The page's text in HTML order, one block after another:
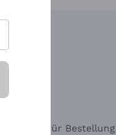
Hilfe?
für Bestellung